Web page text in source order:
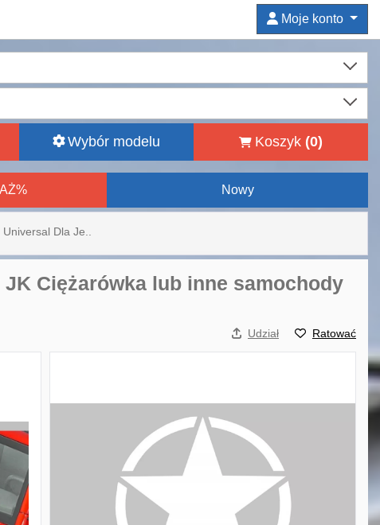
Moje konto
Wybór modelu Koszyk (0)
Nowy
Dla Je..
Ciężarówka lub inne samochody
Udział Ratować